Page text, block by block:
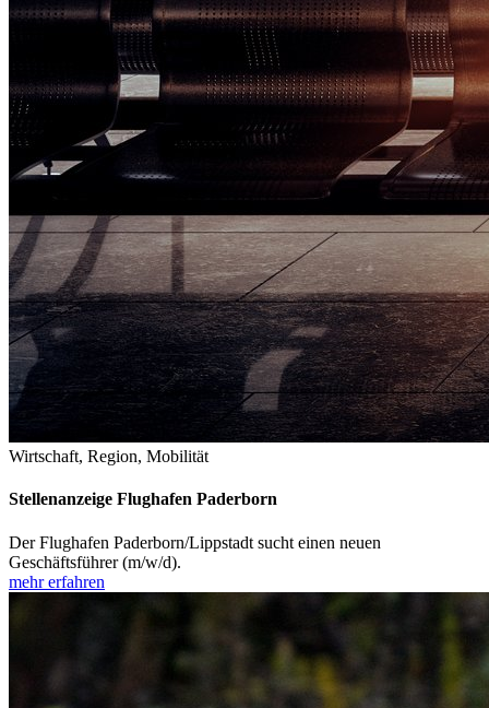
Wirtschaft, Region, Mobilität
Stellenanzeige Flughafen Paderborn
Der Flughafen Paderborn/Lippstadt sucht einen neuen
Geschäftsführer (m/w/d).
mehr erfahren